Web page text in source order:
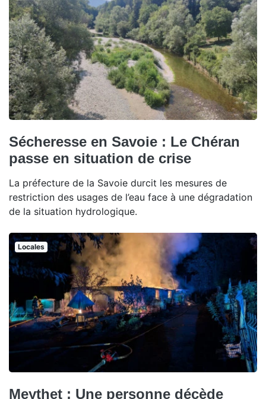
Sécheresse en Savoie : Le Chéran
passe en situation de crise
La préfecture de la Savoie durcit les mesures de
restriction des usages de l’eau face à une dégradation
de la situation hydrologique.
Locales
Meythet : Une personne décède